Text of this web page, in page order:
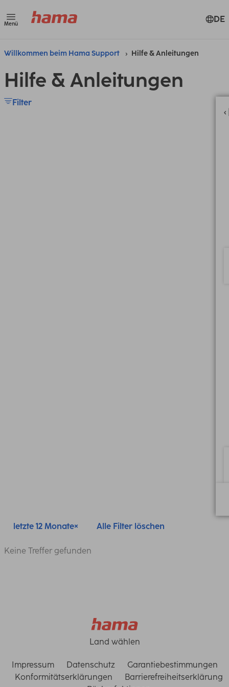
Menü DE
Willkommen beim Hama Support Hilfe & Anleitungen
Hilfe & Anleitungen
Filter
letzte 12 Monate Alle Filter löschen
Keine Treffer gefunden
Land wählen
Impressum Datenschutz
Garantiebestimmungen
Konformitätserklärungen
Barrierefreiheitserklärung